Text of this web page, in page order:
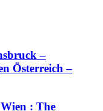
–
Österreich –
: The